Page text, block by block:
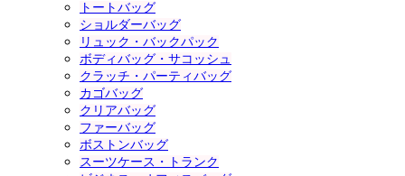
トートバッグ
ショルダーバッグ
リュック・バックパック
ボディバッグ・サコッシュ
クラッチ・パーティバッグ
カゴバッグ
クリアバッグ
ファーバッグ
ボストンバッグ
スーツケース・トランク